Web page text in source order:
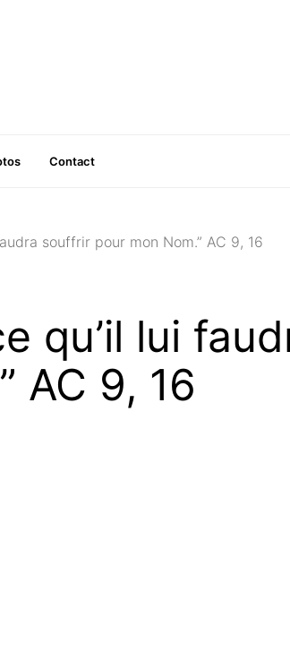
Contact
souffrir pour mon Nom.” AC 9, 16
qu’il lui
AC 9, 16